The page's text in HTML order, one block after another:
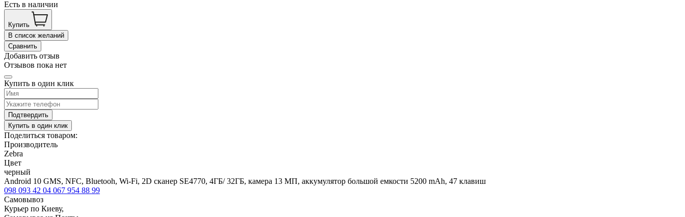
Есть в наличии
Купить
В список желаний
Сравнить
Добавить отзыв
Отзывов пока нет
Купить в один клик
Подтвердить
Купить в один клик
Поделиться товаром:
Производитель
Zebra
Цвет
черный
Android 10 GMS, NFC, Bluetooh, Wi-Fi, 2D сканер SE4770, 4ГБ/ 32ГБ, камера 13 МП, аккумулятор большой емкости 5200 mAh, 47 клавиш
098 093 42 04 067 954 88 99
Самовывоз
Курьер по Киеву,